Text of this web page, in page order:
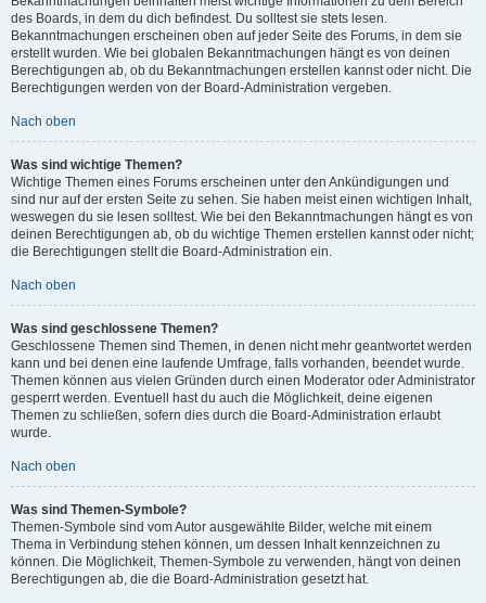
des Boards, in dem du dich befindest. Du solltest sie stets lesen.
Bekanntmachungen erscheinen oben auf jeder Seite des Forums, in dem sie
erstellt wurden. Wie bei globalen Bekanntmachungen hängt es von deinen
Berechtigungen ab, ob du Bekanntmachungen erstellen kannst oder nicht. Die
Berechtigungen werden von der Board-Administration vergeben.
Nach oben
Was sind wichtige Themen?
Wichtige Themen eines Forums erscheinen unter den Ankündigungen und
sind nur auf der ersten Seite zu sehen. Sie haben meist einen wichtigen Inhalt,
weswegen du sie lesen solltest. Wie bei den Bekanntmachungen hängt es von
deinen Berechtigungen ab, ob du wichtige Themen erstellen kannst oder nicht;
die Berechtigungen stellt die Board-Administration ein.
Nach oben
Was sind geschlossene Themen?
Geschlossene Themen sind Themen, in denen nicht mehr geantwortet werden
kann und bei denen eine laufende Umfrage, falls vorhanden, beendet wurde.
Themen können aus vielen Gründen durch einen Moderator oder Administrator
gesperrt werden. Eventuell hast du auch die Möglichkeit, deine eigenen
Themen zu schließen, sofern dies durch die Board-Administration erlaubt
wurde.
Nach oben
Was sind Themen-Symbole?
Themen-Symbole sind vom Autor ausgewählte Bilder, welche mit einem
Thema in Verbindung stehen können, um dessen Inhalt kennzeichnen zu
können. Die Möglichkeit, Themen-Symbole zu verwenden, hängt von deinen
Berechtigungen ab, die die Board-Administration gesetzt hat.